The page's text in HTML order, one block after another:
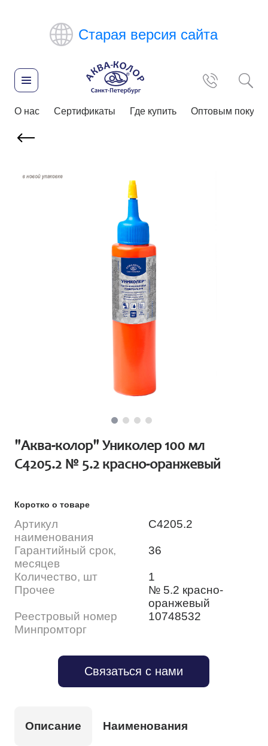
Старая версия сайта
О нас Сертификаты Где купить Оптовым
"Аква-колор" Униколер 100 мл
С4205.2 № 5.2 красно-оранжевый
Коротко о товаре
Артикул
наименования
С4205.2
Гарантийный срок,
месяцев
36
Количество, шт
1
Прочее
№ 5.2 красно-
оранжевый
Реестровый номер
Минпромторг
10748532
Связаться с нами
Описание Наименования